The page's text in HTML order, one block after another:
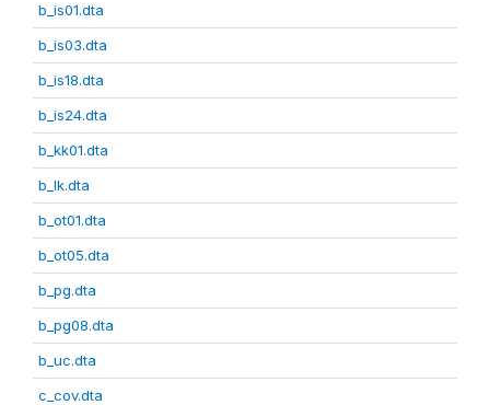
b_is01.dta
b_is03.dta
b_is18.dta
b_is24.dta
b_kk01.dta
b_lk.dta
b_ot01.dta
b_ot05.dta
b_pg.dta
b_pg08.dta
b_uc.dta
c_cov.dta